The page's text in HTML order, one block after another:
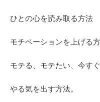
ひとの心を読み取る方法
モチベーションを上げる
モテる、モテたい、今す
やる気を出す方法。